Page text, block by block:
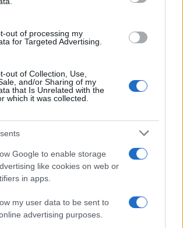
out of processing my
for Targeted Advertising.
out of Collection, Use,
and/or Sharing of my
that Is Unrelated with the
which it was collected.
Google to enable storage
like cookies on web or
in apps.
my user data to be sent to
advertising purposes.
rossa. Approvato il nuovo
legge anti-Covid
rifiuti ultime-notizie